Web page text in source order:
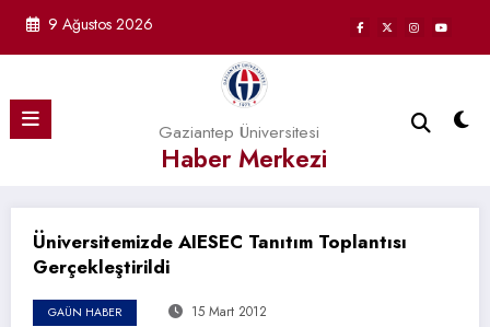
9 Ağustos 2026
Gaziantep Üniversitesi
Haber Merkezi
Üniversitemizde AIESEC Tanıtım Toplantısı
Gerçekleştirildi
GAÜN HABER 15 Mart 2012